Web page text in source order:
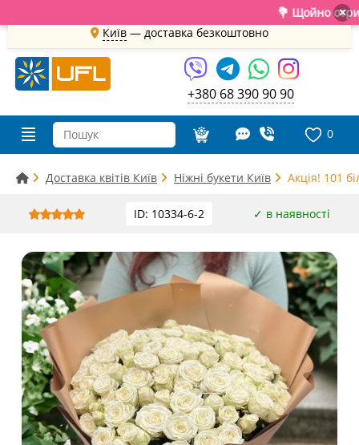
💐 Щойно ×
Київ — доставка безкоштовно
+380 68 390 90 90
0
Доставка квітів Київ Ніжні букети Київ Акція! 101
ID: 10334-6-2 ✓ в наявності